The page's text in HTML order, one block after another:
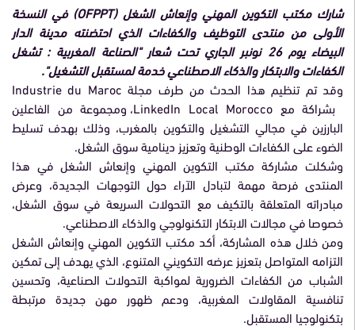
شارك مكتب التكوين المهني وإنعاش الشغل (OFPPT) في النسخة
الأولى من منتدى التوظيف والكفاءات الذي احتضنته مدينة الدار
البيضاء يوم 26 نونبر الجاري تحت شعار "الصناعة المغربية : تشغل
الكفاءات والابتكار والذكاء الاصطناعي خدمة لمستقبل التشغيل".
وقد تم تنظيم هذا الحدث من طرف مجلة Industrie du Maroc
بشراكة مع LinkedIn Local Morocco، ومجموعة من الفاعلين
البارزين في مجالي التشغيل والتكوين بالمغرب، وذلك بهدف تسليط
الضوء على الكفاءات الوطنية وتعزيز دينامية سوق الشغل.
وشكلت مشاركة مكتب التكوين المهني وإنعاش الشغل في هذا
المنتدى فرصة مهمة لتبادل الآراء حول التوجهات الجديدة، وعرض
مبادراته المتعلقة بالتكيف مع التحولات السريعة في سوق الشغل،
خصوصا في مجالات الابتكار التكنولوجي والذكاء الاصطناعي.
ومن خلال هذه المشاركة، أكد مكتب التكوين المهني وإنعاش الشغل
التزامه المتواصل بتعزيز عرضه التكويني المتنوع، الذي يهدف إلى تمكين
الشباب من الكفاءات الضرورية لمواكبة التحولات الصناعية، وتحسين
تنافسية المقاولات المغربية، ودعم ظهور مهن جديدة مرتبطة
بتكنولوجيا المستقبل.